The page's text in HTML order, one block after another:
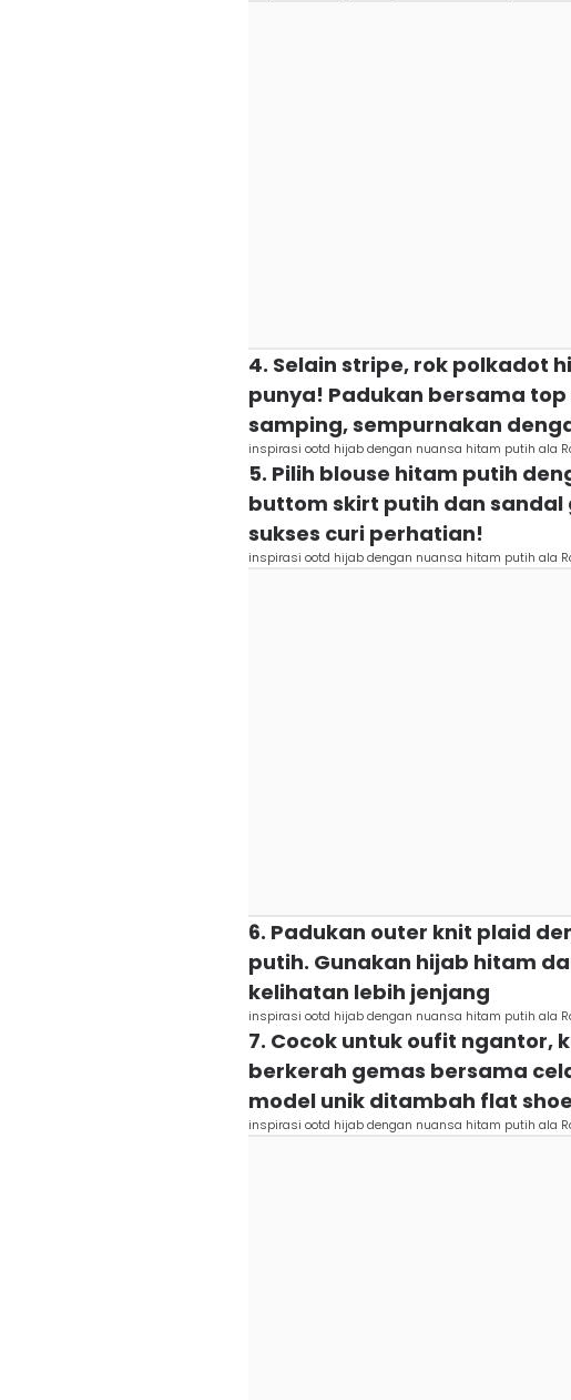
4. Selain stripe, rok polkadot
punya! Padukan bersama
samping, sempurnakan
inspirasi ootd hijab dengan nuansa hitam putih ala
5. Pilih blouse hitam putih
buttom skirt putih dan
sukses curi perhatian!
inspirasi ootd hijab dengan nuansa hitam putih ala
6. Padukan outer knit plaid
putih. Gunakan hijab hitam
kelihatan lebih jenjang
inspirasi ootd hijab dengan nuansa hitam putih ala
7. Cocok untuk oufit ngantor,
berkerah gemas bersama
model unik ditambah flat
inspirasi ootd hijab dengan nuansa hitam putih ala